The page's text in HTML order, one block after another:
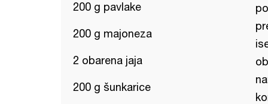
200 g pavlake
200 g majoneza
2 obarena jaja
200 g šunkarice